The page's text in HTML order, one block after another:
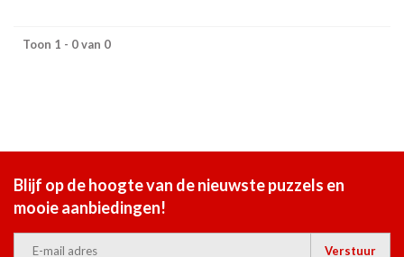
Toon 1 - 0 van 0
Blijf op de hoogte van de nieuwste puzzels en
mooie aanbiedingen!
Verstuur